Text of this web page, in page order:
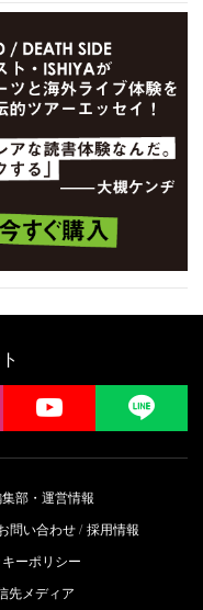
YouTube
部・運営情報
問い合わせ 採用情報
ーポリシー
先メディア